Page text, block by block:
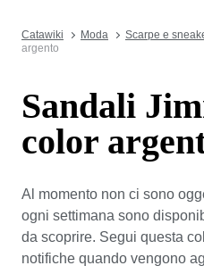
Catawiki Moda Scarpe e
argento
Sandali
color
Al momento non ci sono
ogni settimana sono
da scoprire. Segui questa
notifiche quando vengono